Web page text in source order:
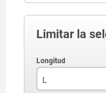
Limitar la
L